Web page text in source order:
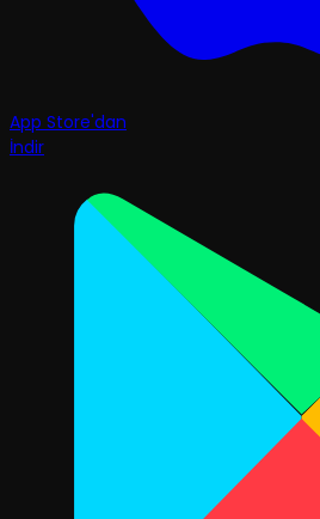
App Store'dan
İndir